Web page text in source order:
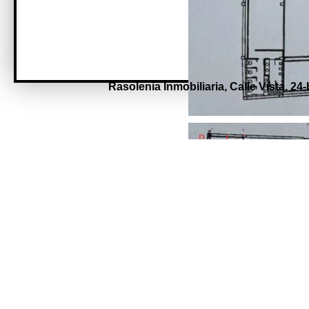
Rasolenia Inmobiliaria, Calle Vista,